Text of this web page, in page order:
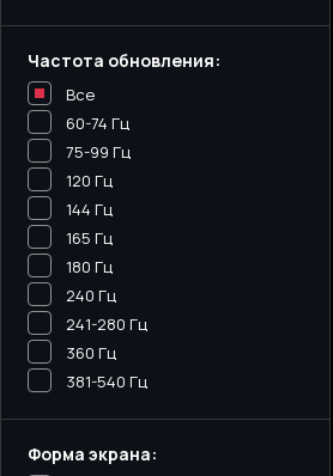
Частота обновления:
Все
60-74 Гц
75-99 Гц
120 Гц
144 Гц
165 Гц
180 Гц
240 Гц
241-280 Гц
360 Гц
381-540 Гц
Форма экрана: